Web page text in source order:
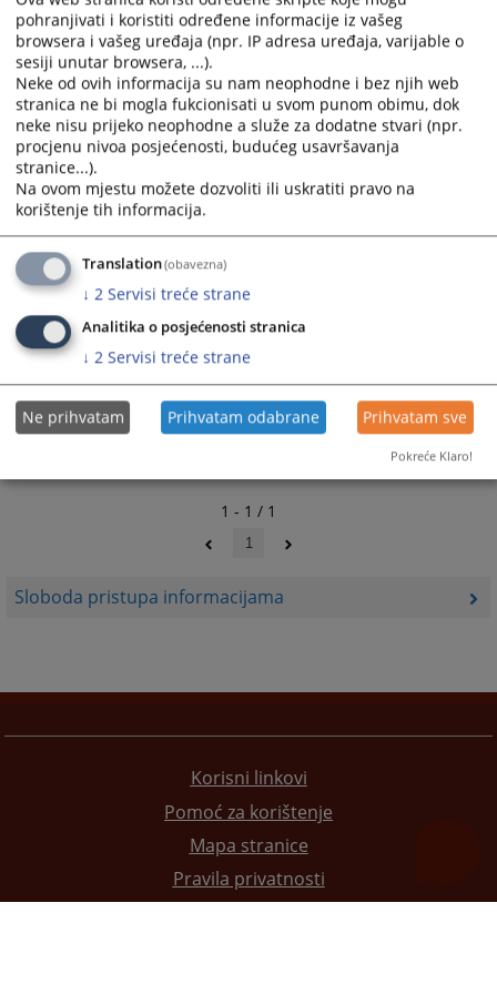
Sloboda pristupa informacijama
calendar
and
select
a
date.
Press
the
question
mark
key
get
the
keyboard
shortcuts
for
changing
dates.
calendar
and
select
a
date.
Press
question
mark
key
to
get
keyboard
shortcuts
for
changing
dates.
1 - 1 / 1
1
Korisni linkovi
Pomoć za korištenje
Mapa stranice
Pravila privatnosti
pohranjivati i koristiti određene informacije iz vašeg
browsera i vašeg uređaja (npr. IP adresa uređaja, varijable o
sesiji unutar browsera, ...).
Neke od ovih informacija su nam neophodne i bez njih web
stranica ne bi mogla fukcionisati u svom punom obimu, dok
neke nisu prijeko neophodne a služe za dodatne stvari (npr.
procjenu nivoa posjećenosti, budućeg usavršavanja
stranice...).
Na ovom mjestu možete dozvoliti ili uskratiti pravo na
korištenje tih informacija.
Translation(obavezna)
↓ 2 Servisi treće strane
Analitika o posjećenosti stranica
↓ 2 Servisi treće strane
Ne prihvatam Prihvatam odabrane Prihvatam sve
Pokreće Klaro!